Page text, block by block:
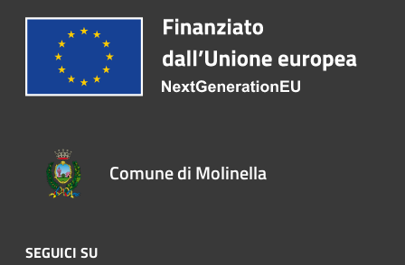
Comune di Molinella
SEGUICI SU